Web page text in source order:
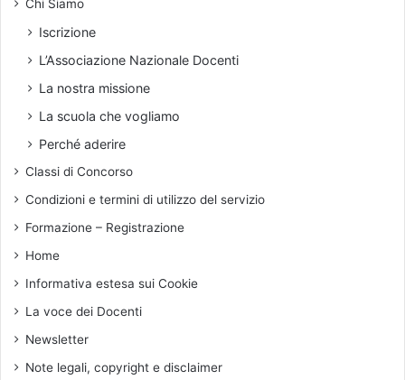
l
m
a
u
r
t
à
s
e
l
v
o
i
d
g
l
Chi Siamo
Iscrizione
L’Associazione Nazionale Docenti
La nostra missione
La scuola che vogliamo
Perché aderire
Classi di Concorso
Condizioni e termini di utilizzo del servizio
Formazione – Registrazione
Home
Informativa estesa sui Cookie
La voce dei Docenti
Newsletter
Note legali, copyright e disclaimer